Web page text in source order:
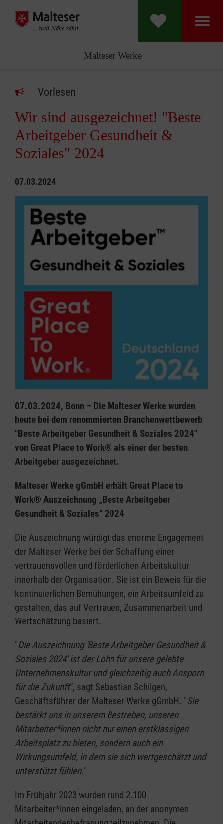
Malteser Werke
Vorlesen
Wir sind ausgezeichnet! "Beste
Arbeitgeber Gesundheit &
Soziales" 2024
07.03.2024
07.03.2024, Bonn – Die Malteser Werke wurden
heute bei dem renommierten Branchenwettbewerb
"Beste Arbeitgeber Gesundheit & Soziales 2024"
von Great Place to Work® als einer der besten
Arbeitgeber ausgezeichnet.
Malteser Werke gGmbH erhält Great Place to
Work® Auszeichnung „Beste Arbeitgeber
Gesundheit & Soziales“ 2024
Die Auszeichnung würdigt das enorme Engagement
der Malteser Werke bei der Schaffung einer
vertrauensvollen und förderlichen Arbeitskultur
innerhalb der Organisation. Sie ist ein Beweis für die
kontinuierlichen Bemühungen, ein Arbeitsumfeld zu
gestalten, das auf Vertrauen, Zusammenarbeit und
Wertschätzung basiert.
"Die Auszeichnung 'Beste Arbeitgeber Gesundheit &
Soziales 2024' ist der Lohn für unsere gelebte
Unternehmenskultur und gleichzeitig auch Ansporn
für die Zukunft“, sagt Sebastian Schilgen,
Geschäftsführer der Malteser Werke gGmbH. "Sie
bestärkt uns in unserem Bestreben, unseren
Mitarbeiter*innen nicht nur einen erstklassigen
Arbeitsplatz zu bieten, sondern auch ein
Wirkungsumfeld, in dem sie sich wertgeschätzt und
unterstützt fühlen."
Im Frühjahr 2023 wurden rund 2.100
Mitarbeiter*innen eingeladen, an der anonymen